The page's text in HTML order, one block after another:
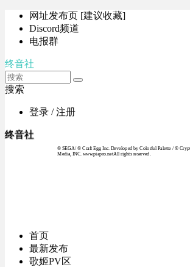
网址发布页 [建议收藏]
Discord频道
电报群
终音社
搜索
登录 / 注册
终音社
© SEGA / © Craft Egg Inc. Developed by Colorful Palette / ©
Media, INC. www.piapro.netAll rights reserved.
首页
最新发布
歌姬PV区